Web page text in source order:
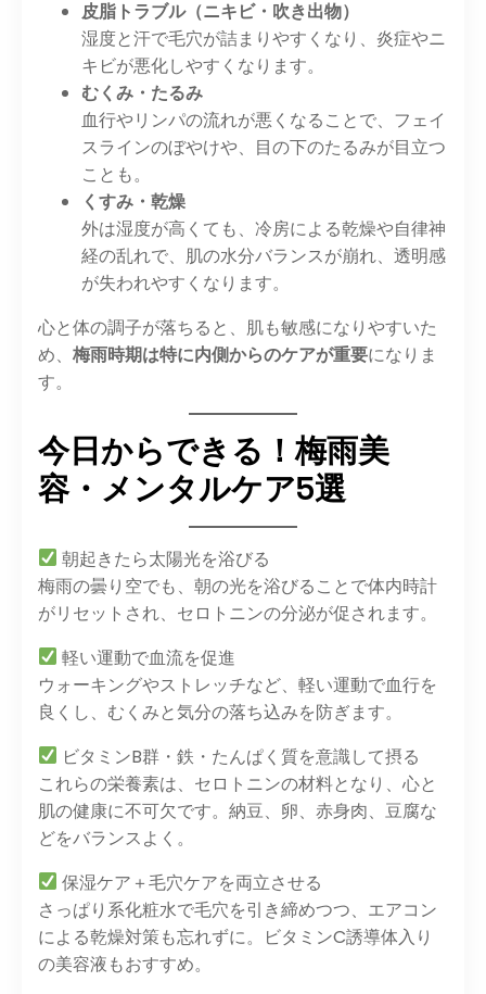
皮脂トラブル（ニキビ・吹き出物）
湿度と汗で毛穴が詰まりやすくなり、炎症やニ
キビが悪化しやすくなります。
むくみ・たるみ
血行やリンパの流れが悪くなることで、フェイ
スラインのぼやけや、目の下のたるみが目立つ
ことも。
くすみ・乾燥
外は湿度が高くても、冷房による乾燥や自律神
経の乱れで、肌の水分バランスが崩れ、透明感
が失われやすくなります。
心と体の調子が落ちると、肌も敏感になりやすいた
め、 梅雨時期は特に内側からのケアが重要になりま
す。
今日からできる！梅雨美
容・メンタルケア5選
朝起きたら太陽光を浴びる
梅雨の曇り空でも、朝の光を浴びることで体内時計
がリセットされ、セロトニンの分泌が促されます。
軽い運動で血流を促進
ウォーキングやストレッチなど、軽い運動で血行を
良くし、むくみと気分の落ち込みを防ぎます。
ビタミンB群・鉄・たんぱく質を意識して摂る
これらの栄養素は、セロトニンの材料となり、心と
肌の健康に不可欠です。納豆、卵、赤身肉、豆腐な
どをバランスよく。
保湿ケア＋毛穴ケアを両立させる
さっぱり系化粧水で毛穴を引き締めつつ、エアコン
による乾燥対策も忘れずに。ビタミンC誘導体入り
の美容液もおすすめ。